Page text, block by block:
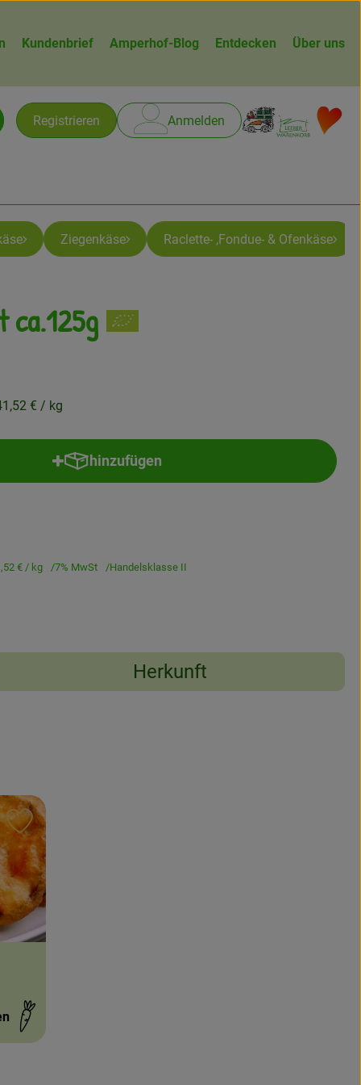
Kundenbrief Amperhof-Blog Entdecken Über uns
Registrieren Anmelden
Ziegenkäse Raclette- ,Fondue- & Ofenkäse
ca.125g
€ / kg
hinzufügen
Produkt zum Warenkorb hinzufügen
€ / kg 7% MwSt Handelsklasse II
Herkunft
Rezept zu Favouriten hinzufügen